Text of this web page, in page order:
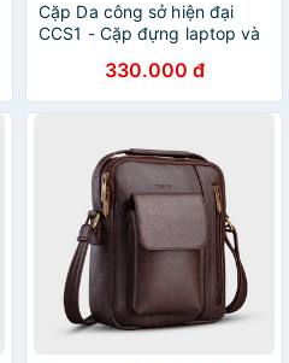
Cặp Da công sở hiện đại
CCS1 - Cặp đựng laptop và
330.000 đ